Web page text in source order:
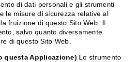
di dati personali e gli strumenti
le misure di sicurezza relative al
fruizione di questo Sito Web. Il
salvo quanto diversamente
di questo Sito Web.
questa Applicazione) Lo strumento